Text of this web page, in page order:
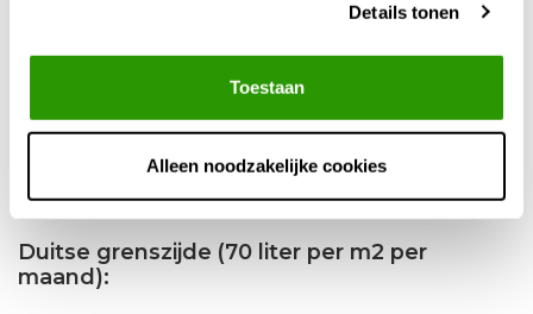
Details tonen
Toestaan
Alleen noodzakelijke cookies
Garage/schuur 20m2: 20x78= 1560 liter / 30 dagen is 52 liter per dag
Midden NL (73 liter per m2 per maand):
Woning 50m2: 50x73= 3650 liter / 30 dagen is 121 liter per dag
Garage/schuur 20m2: 20x73= 1460 liter / 30 dagen is 48 liter per dag
Duitse grenszijde (70 liter per m2 per
maand):